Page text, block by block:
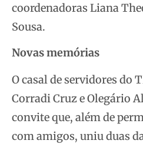
coordenadoras Liana
Sousa.
Novas memórias
O casal de servidores do
Corradi Cruz e Olegário
convite que, além de
com amigos, uniu duas